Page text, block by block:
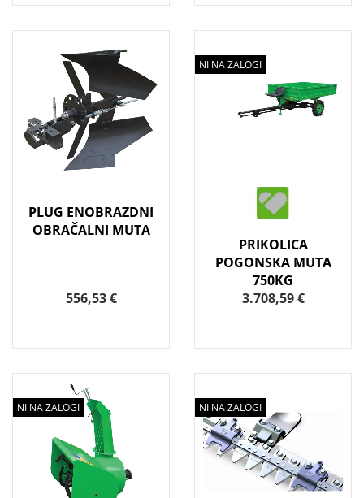
PLUG ENOBRAZDNI
OBRAČALNI MUTA
556,53 €
NI NA ZALOGI
PRIKOLICA
POGONSKA MUTA
750KG
3.708,59 €
NI NA ZALOGI NI NA ZALOGI